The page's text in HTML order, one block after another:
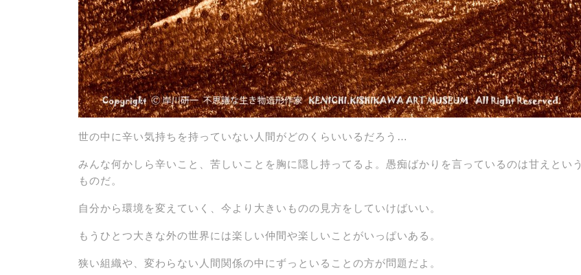
世の中に辛い気持ちを持っていない人間がどのくらいいるだろう…
みんな何かしら辛いこと、苦しいことを胸に隠し持ってるよ。愚痴ばかりを言っているのは甘えという
ものだ。
自分から環境を変えていく、今より大きいものの見方をしていけばいい。
もうひとつ大きな外の世界には楽しい仲間や楽しいことがいっぱいある。
狭い組織や、変わらない人間関係の中にずっといることの方が問題だよ。